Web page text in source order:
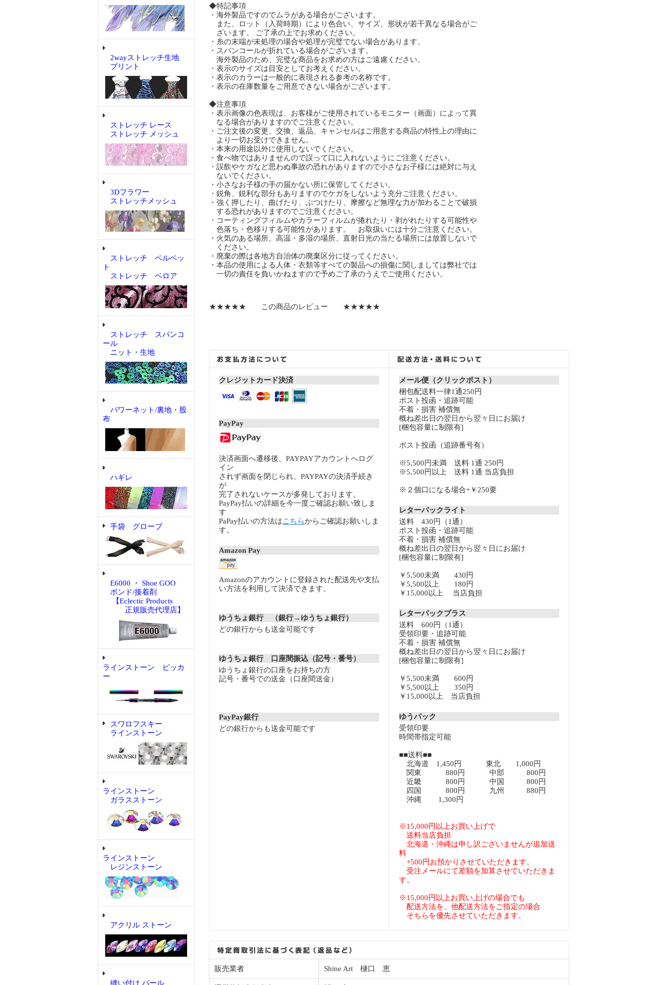
2wayストレッチ生地
プリント
ストレッチ レース
ストレッチ メッシュ
3Dフラワー
ストレッチメッシュ
ストレッチ ベルベッ
ト
ストレッチ ベロア
ストレッチ スパンコ
ール
ニット・生地
パワーネット/裏地・股
布
ハギレ
手袋 グローブ
E6000 ・ Shoe GOO
ボンド/接着剤
【Eclectic Products
正規販売代理店】
ラインストーン ピッカ
ー
スワロフスキー
ラインストーン
ラインストーン
ガラスストーン
ラインストーン
レジンストーン
アクリル ストーン
縫い付け パール
◆特記事項
・海外製品ですのでムラがある場合がございます。
また、ロット（入荷時期）により色合い、サイズ、形状が若干異なる場合がご
ざいます。 ご了承の上でお求めください。
・糸の末端が未処理の場合や処理が完璧でない場合があります。
・スパンコールが折れている場合がございます。
海外製品のため、完璧な商品をお求めの方はご遠慮ください。
・表示のサイズは目安としてお考えください。
・表示のカラーは一般的に表現される参考の名称です。
・表示の在庫数量をご用意できない場合がございます。
◆注意事項
・表示画像の色表現は、お客様がご使用されているモニター（画面）によって異
なる場合がありますのでご注意ください。
・ご注文後の変更、交換、返品、キャンセルはご用意する商品の特性上の理由に
より一切お受けできません。
・本来の用途以外に使用しないでください。
・食べ物ではありませんので誤って口に入れないようにご注意ください。
・誤飲やケガなど思わぬ事故の恐れがありますので小さなお子様には絶対に与え
ないでください。
・小さなお子様の手の届かない所に保管してください。
・鋭角、鋭利な部分もありますのでケガをしないよう充分ご注意ください。
・強く押したり、曲げたり、ぶつけたり、摩擦など無理な力が加わることで破損
する恐れがありますのでご注意ください。
・コーティングフィルムやカラーフィルムが捲れたり・剥がれたりする可能性や
色落ち・色移りする可能性があります。 お取扱いには十分ご注意ください。
・火気のある場所、高温・多湿の場所、直射日光の当たる場所には放置しないで
ください。
・廃棄の際は各地方自治体の廃棄区分に従ってください。
・本品の使用による人体・衣類等すべての製品への損傷に関しましては弊社では
一切の責任を負いかねますので予めご了承のうえでご使用ください。
★★★★★ この商品のレビュー ★★★★★
クレジットカード決済
PayPay
決済画面へ遷移後、PAYPAYアカウントへログ
イン
されず画面を閉じられ、PAYPAYの決済手続き
が
完了されないケースが多発しております。
PayPay払いの詳細を今一度ご確認お願い致しま
す
PaPay払いの方法はこちらからご確認お願いしま
す。
Amazon Pay
Amazonのアカウントに登録された配送先や支払
い方法を利用して決済できます。
ゆうちょ銀行 （銀行→ゆうちょ銀行）
どの銀行からも送金可能です
ゆうちょ銀行 口座間振込（記号・番号）
ゆうちょ銀行の口座をお持ちの方
記号・番号での送金（口座間送金）
PayPay銀行
どの銀行からも送金可能です
メール便（クリックポスト）
梱包配送料一律1通250円
ポスト投函・追跡可能
不着・損害 補償無
概ね差出日の翌日から翌々日にお届け
[梱包容量に制限有]
ポスト投函（追跡番号有）
※5,500円未満 送料 1通 250円
※5,500円以上 送料 1通 当店負担
※２個口になる場合+￥250要
レターパックライト
送料 430円（1通）
ポスト投函・追跡可能
不着・損害 補償無
概ね差出日の翌日から翌々日にお届け
[梱包容量に制限有]
￥5,500未満 430円
￥5,500以上 180円
￥15,000以上 当店負担
レターパックプラス
送料 600円（1通）
受領印要・追跡可能
不着・損害 補償無
概ね差出日の翌日から翌々日にお届け
[梱包容量に制限有]
￥5,500未満 600円
￥5,500以上 350円
￥15,000以上 当店負担
ゆうパック
受領印要
時間帯指定可能
■■送料■■
北海道 1,450円 東北 1,000円
関東 880円 中部 800円
近畿 800円 中国 800円
四国 800円 九州 880円
沖縄 1,300円
※15,000円以上お買い上げで
送料当店負担
北海道・沖縄は申し訳ございませんが追加送
料
+500円お預かりさせていただきます。
受注メールにて差額を加算させていただきま
す。
※15,000円以上お買い上げの場合でも
配送方法を、他配送方法をご指定の場合
そちらを優先させていただきます。
販売業者 Shine Art 樋口 恵